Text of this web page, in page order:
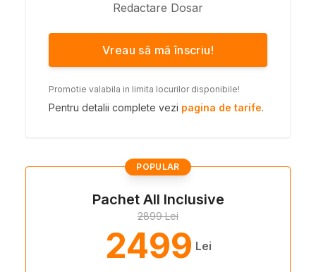
Redactare Dosar
Vreau să mă înscriu!
Promotie valabila in limita locurilor disponibile!
Pentru detalii complete vezi pagina de tarife.
POPULAR
Pachet All Inclusive
2899 Lei
2499 Lei